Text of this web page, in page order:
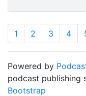
1 2 3 4
Powered by
podcast publishing
Bootstrap